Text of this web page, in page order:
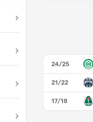
24/25
21/22
17/18